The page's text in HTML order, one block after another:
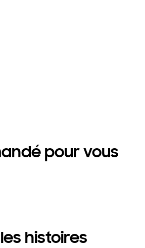
pour vous
histoires